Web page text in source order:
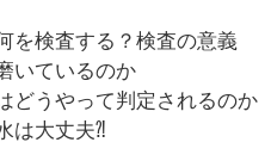
を検査する？検査の意義
いているのか
どうやって判定されるのか
は大丈夫⁈